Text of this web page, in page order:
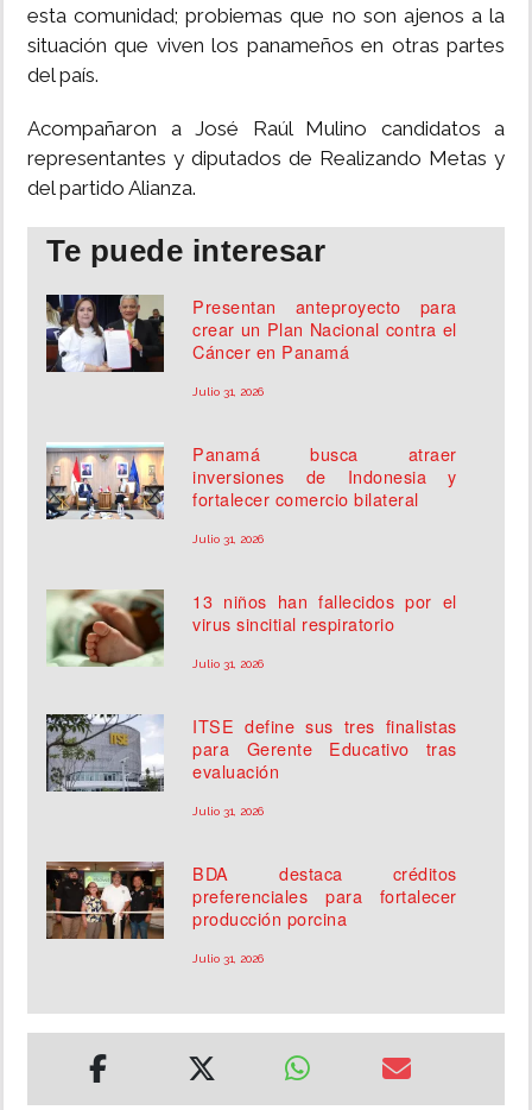
esta comunidad; probiemas que no son ajenos a la
situación que viven los panameños en otras partes
del país.
Acompañaron a José Raúl Mulino candidatos a
representantes y diputados de Realizando Metas y
del partido Alianza.
Te puede interesar
Presentan anteproyecto para
crear un Plan Nacional contra el
Cáncer en Panamá
Julio 31, 2026
Panamá busca atraer
inversiones de Indonesia y
fortalecer comercio bilateral
Julio 31, 2026
13 niños han fallecidos por el
virus sincitial respiratorio
Julio 31, 2026
ITSE define sus tres finalistas
para Gerente Educativo tras
evaluación
Julio 31, 2026
BDA destaca créditos
preferenciales para fortalecer
producción porcina
Julio 31, 2026